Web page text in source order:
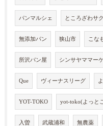
パンマルシェ ところざわサ
無添加パン 狭山市 こな
所沢パン屋 シンサヤママー
Que ヴィーナスリーグ
YOT-TOKO yot-toko(よっと
入曽 武蔵浦和 無農薬